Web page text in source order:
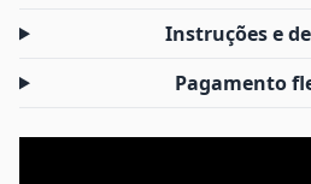
Instruções e
Pagamento